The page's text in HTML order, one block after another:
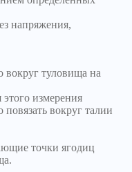
напряжения,
вокруг туловища на
измерения
повязать вокруг талии
точки ягодиц